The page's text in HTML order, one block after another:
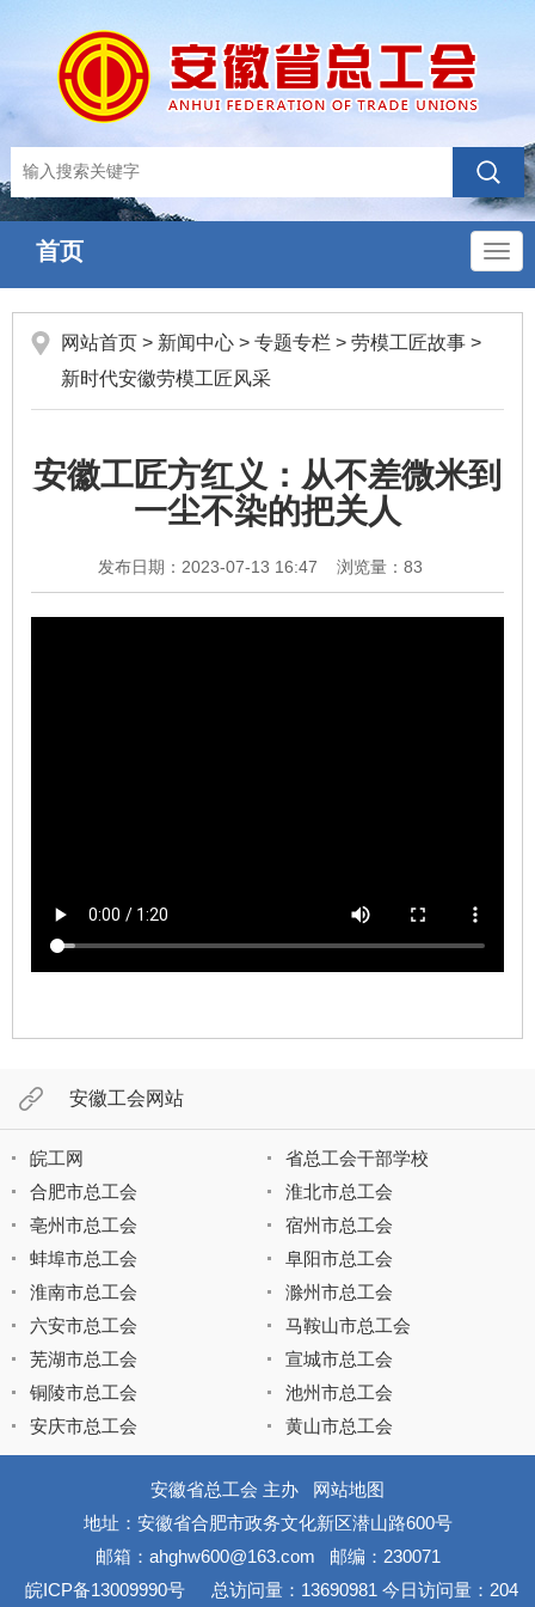
导
首页
网站首页 > 新闻中心 > 专题专栏 > 劳模工匠故事 >
新时代安徽劳模工匠风采
安徽工匠方红义：从不差微米到
一尘不染的把关人
发布日期：2023-07-13 16:47 浏览量： 83
安徽工会网站
皖工网
省总工会干部学校
合肥市总工会
淮北市总工会
亳州市总工会
宿州市总工会
蚌埠市总工会
阜阳市总工会
淮南市总工会
滁州市总工会
六安市总工会
马鞍山市总工会
芜湖市总工会
宣城市总工会
铜陵市总工会
池州市总工会
安庆市总工会
黄山市总工会
安徽省总工会 主办
网站地图
地址：安徽省合肥市政务文化新区潜山路600号
邮箱：ahghw600@163.com
邮编：230071
皖ICP备13009990号
总访问量： 13690981 今日访问量： 204